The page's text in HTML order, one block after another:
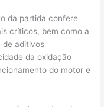
da partida confere
críticos, bem como a
de aditivos
da oxidação
do motor e